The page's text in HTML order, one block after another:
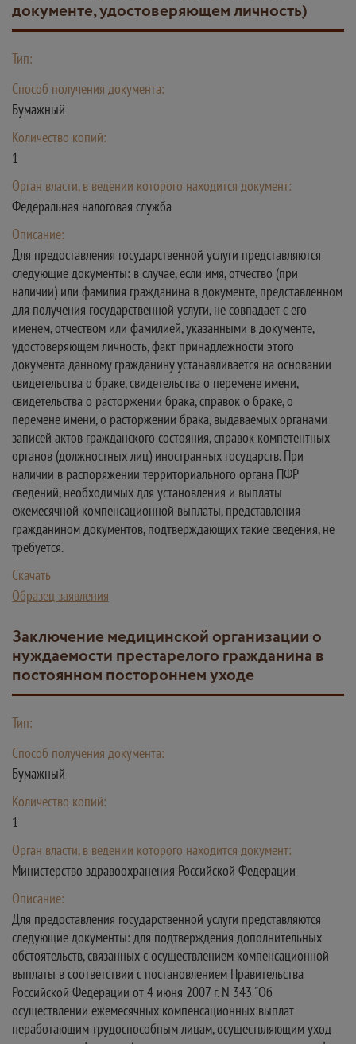
документе, удостоверяющем личность)
Тип:
Способ получения документа:
Бумажный
Количество копий:
1
Орган власти, в ведении которого находится документ:
Федеральная налоговая служба
Описание:
Для предоставления государственной услуги представляются
следующие документы: в случае, если имя, отчество (при
наличии) или фамилия гражданина в документе, представленном
для получения государственной услуги, не совпадает с его
именем, отчеством или фамилией, указанными в документе,
удостоверяющем личность, факт принадлежности этого
документа данному гражданину устанавливается на основании
свидетельства о браке, свидетельства о перемене имени,
свидетельства о расторжении брака, справок о браке, о
перемене имени, о расторжении брака, выдаваемых органами
записей актов гражданского состояния, справок компетентных
органов (должностных лиц) иностранных государств. При
наличии в распоряжении территориального органа ПФР
сведений, необходимых для установления и выплаты
ежемесячной компенсационной выплаты, представления
гражданином документов, подтверждающих такие сведения, не
требуется.
Скачать
Образец заявления
Заключение медицинской организации о
нуждаемости престарелого гражданина в
постоянном постороннем уходе
Тип:
Способ получения документа:
Бумажный
Количество копий:
1
Орган власти, в ведении которого находится документ:
Министерство здравоохранения Российской Федерации
Описание:
Для предоставления государственной услуги представляются
следующие документы: для подтверждения дополнительных
обстоятельств, связанных с осуществлением компенсационной
выплаты в соответствии с постановлением Правительства
Российской Федерации от 4 июня 2007 г. N 343 "Об
осуществлении ежемесячных компенсационных выплат
неработающим трудоспособным лицам, осуществляющим уход